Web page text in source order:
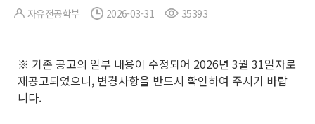
자유전공학부 2026-03-31 35393
※ 기존 공고의 일부 내용이 수정되어 2026년 3월 31일자로
재공고되었으니, 변경사항을 반드시 확인하여 주시기 바랍
니다.